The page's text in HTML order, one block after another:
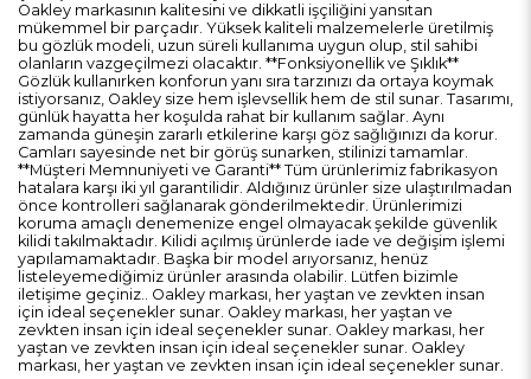
Oakley markasının kalitesini ve dikkatli işçiliğini yansıtan
mükemmel bir parçadır. Yüksek kaliteli malzemelerle üretilmiş
bu gözlük modeli, uzun süreli kullanıma uygun olup, stil sahibi
olanların vazgeçilmezi olacaktır. **Fonksiyonellik ve Şıklık**
Gözlük kullanırken konforun yanı sıra tarzınızı da ortaya koymak
istiyorsanız, Oakley size hem işlevsellik hem de stil sunar. Tasarımı,
günlük hayatta her koşulda rahat bir kullanım sağlar. Aynı
zamanda güneşin zararlı etkilerine karşı göz sağlığınızı da korur.
Camları sayesinde net bir görüş sunarken, stilinizi tamamlar.
**Müşteri Memnuniyeti ve Garanti** Tüm ürünlerimiz fabrikasyon
hatalara karşı iki yıl garantilidir. Aldığınız ürünler size ulaştırılmadan
önce kontrolleri sağlanarak gönderilmektedir. Ürünlerimizi
koruma amaçlı denemenize engel olmayacak şekilde güvenlik
kilidi takılmaktadır. Kilidi açılmış ürünlerde iade ve değişim işlemi
yapılamamaktadır. Başka bir model arıyorsanız, henüz
listeleyemediğimiz ürünler arasında olabilir. Lütfen bizimle
iletişime geçiniz.. Oakley markası, her yaştan ve zevkten insan
için ideal seçenekler sunar. Oakley markası, her yaştan ve
zevkten insan için ideal seçenekler sunar. Oakley markası, her
yaştan ve zevkten insan için ideal seçenekler sunar. Oakley
markası, her yaştan ve zevkten insan için ideal seçenekler sunar.